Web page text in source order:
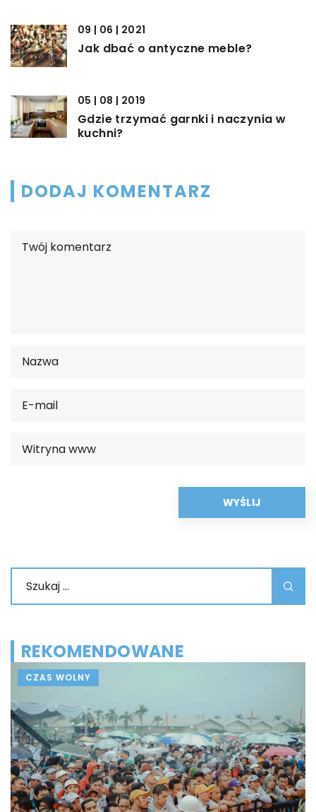
09 | 06 | 2021
Jak dbać o antyczne meble?
05 | 08 | 2019
Gdzie trzymać garnki i naczynia w
kuchni?
DODAJ KOMENTARZ
REKOMENDOWANE
CZAS WOLNY